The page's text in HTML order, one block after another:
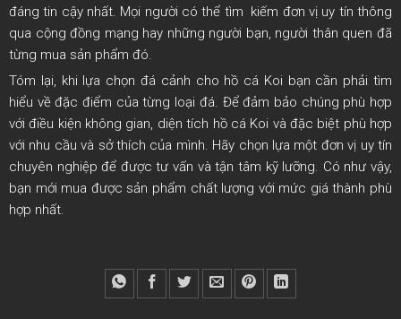
đáng tin cậy nhất. Mọi người có thể tìm kiếm đơn vị uy tín thông
qua cộng đồng mạng hay những người bạn, người thân quen đã
từng mua sản phẩm đó.
Tóm lại, khi lựa chọn đá cảnh cho hồ cá Koi bạn cần phải tìm
hiểu về đặc điểm của từng loại đá. Để đảm bảo chúng phù hợp
với điều kiện không gian, diện tích hồ cá Koi và đặc biệt phù hợp
với nhu cầu và sở thích của mình. Hãy chọn lựa một đơn vị uy tín
chuyên nghiệp để được tư vấn và tận tâm kỹ lưỡng. Có như vậy,
bạn mới mua được sản phẩm chất lượng với mức giá thành phù
hợp nhất.